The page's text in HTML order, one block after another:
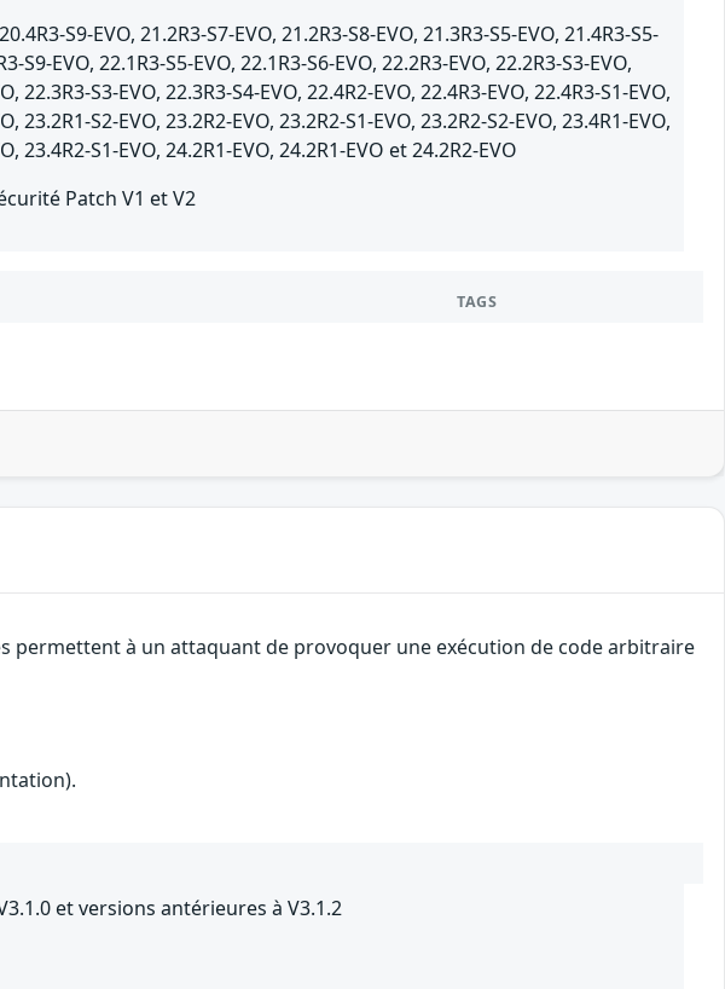
S9-EVO, 21.2R3-S7-EVO, 21.2R3-S8-EVO, 21.3R3-S5-EVO, 21.4R3-S5-
S9-EVO, 22.1R3-S5-EVO, 22.1R3-S6-EVO, 22.2R3-EVO, 22.2R3-S3-EVO,
22.3R3-S3-EVO, 22.3R3-S4-EVO, 22.4R2-EVO, 22.4R3-EVO, 22.4R3-S1-EVO,
23.2R1-S2-EVO, 23.2R2-EVO, 23.2R2-S1-EVO, 23.2R2-S2-EVO, 23.4R1-EVO,
23.4R2-S1-EVO, 24.2R1-EVO, 24.2R1-EVO et 24.2R2-EVO
Patch V1 et V2
TAGS
permettent à un attaquant de provoquer une exécution de code arbitraire
et versions antérieures à V3.1.2